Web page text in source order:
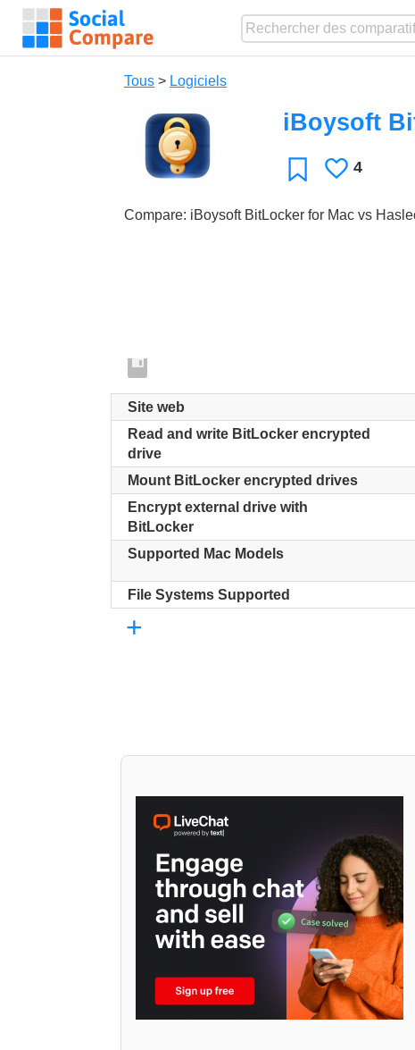
Tous > Logiciels
iBoysoft
Favori J'aime
4
Compare: iBoysoft BitLocker for Mac vs
Site web
Read and write BitLocker encrypted
drive
Mount BitLocker encrypted drives
Encrypt external drive with
BitLocker
Supported Mac Models
File Systems Supported
+